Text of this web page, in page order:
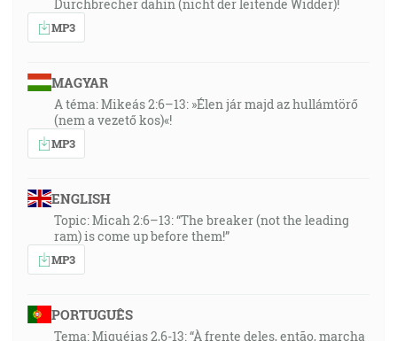
Durchbrecher dahin (nicht der leitende Widder)!
MP3
MAGYAR
A téma: Mikeás 2:6–13: »Élen jár majd az hullámtörő
(nem a vezető kos)«!
MP3
ENGLISH
Topic: Micah 2:6–13: “The breaker (not the leading
ram) is come up before them!”
MP3
PORTUGUÊS
Tema: Miquéias 2,6-13: “À frente deles, então, marcha